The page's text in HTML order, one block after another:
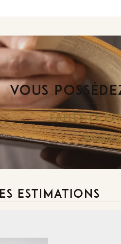
VOUS
FAITES-LE
ESTIMATIONS